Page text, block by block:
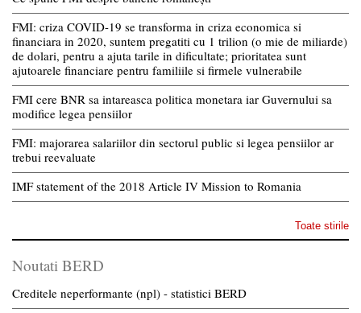
FMI: criza COVID-19 se transforma in criza economica si
financiara in 2020, suntem pregatiti cu 1 trilion (o mie de miliarde)
de dolari, pentru a ajuta tarile in dificultate; prioritatea sunt
ajutoarele financiare pentru familiile si firmele vulnerabile
FMI cere BNR sa intareasca politica monetara iar Guvernului sa
modifice legea pensiilor
FMI: majorarea salariilor din sectorul public si legea pensiilor ar
trebui reevaluate
IMF statement of the 2018 Article IV Mission to Romania
Toate stirile
Noutati BERD
Creditele neperformante (npl) - statistici BERD